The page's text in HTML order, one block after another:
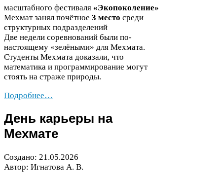
масштабного фестиваля «Экопоколение»
Мехмат занял почётное 3 место среди
структурных подразделений
Две недели соревнований были по-​
настоящему «зелёными» для Мехмата.
Студенты Мехмата доказали, что
математика и программирование могут
стоять на страже природы.
Подробнее…
День карьеры на
Мехмате
Создано: 21.05.2026
Автор: Игнатова А. В.